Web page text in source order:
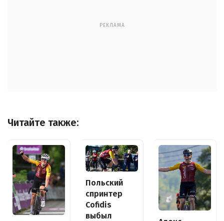
РЕКЛАМА
Читайте также:
Польский
спринтер
Cofidis
выбыл